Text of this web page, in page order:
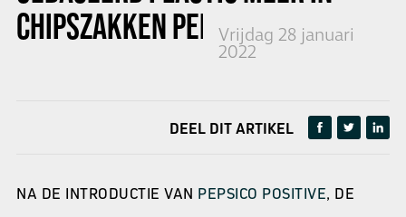
CHIPSZAKKEN PEPSICOVrijdag 28 januari
2022
DEEL DIT ARTIKEL
NA DE INTRODUCTIE VAN PEPSICO POSITIVE, DE